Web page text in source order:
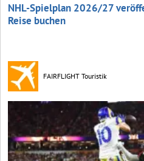
NHL-Spielplan 2026/27
Reise buchen
FAIRFLIGHT Touristik